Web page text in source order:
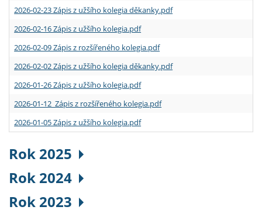
2026-02-23 Zápis z užšího kolegia děkanky.pdf
2026-02-16 Zápis z užšího kolegia.pdf
2026-02-09 Zápis z rozšířeného kolegia.pdf
2026-02-02 Zápis z užšího kolegia děkanky.pdf
2026-01-26 Zápis z užšího kolegia.pdf
2026-01-12 Zápis z rozšířeného kolegia.pdf
2026-01-05 Zápis z užšího kolegia.pdf
Rok 2025
Rok 2024
Rok 2023